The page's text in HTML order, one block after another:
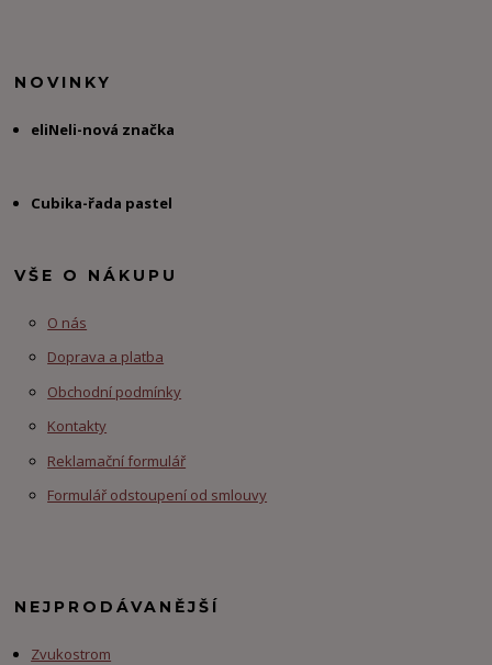
NOVINKY
eliNeli-nová značka
Cubika-řada pastel
VŠE O NÁKUPU
O nás
Doprava a platba
Obchodní podmínky
Kontakty
Reklamační formulář
Formulář odstoupení od smlouvy
NEJPRODÁVANĚJŠÍ
Zvukostrom